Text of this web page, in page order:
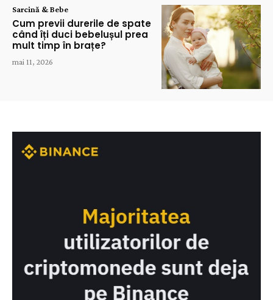
Sarcină & Bebe
Cum previi durerile de spate
când îți duci bebelușul prea
mult timp în brațe?
mai 11, 2026